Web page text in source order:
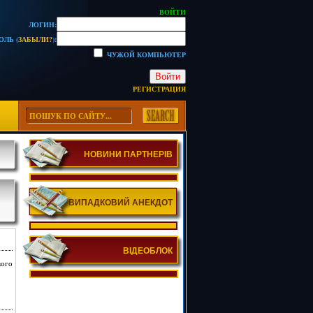
ВОЙТИ
ЛОГИН:
(ЗАБЫЛИ?):
ЧУЖОЙ КОМПЬЮТЕР
Войти
РЕГИСТРАЦИЯ
НОВИНИ ПАРТНЕРІВ
ВИПАДКОВИЙ АНЕКДОТ
ВІДЕОБЛОК